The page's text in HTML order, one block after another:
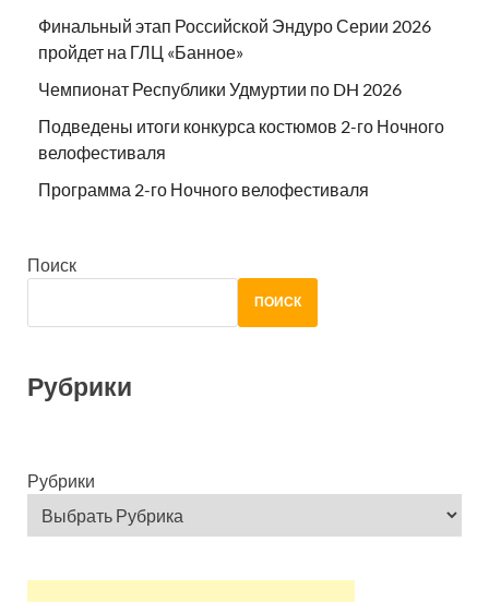
Финальный этап Российской Эндуро Серии 2026
пройдет на ГЛЦ «Банное»
Чемпионат Республики Удмуртии по DH 2026
Подведены итоги конкурса костюмов 2-го Ночного
велофестиваля
Программа 2-го Ночного велофестиваля
Поиск
ПОИСК
Рубрики
Рубрики